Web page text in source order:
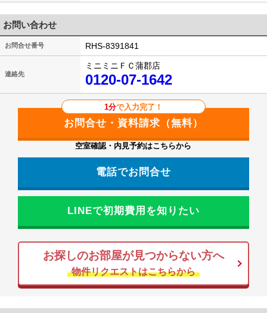
お問い合わせ
お問合せ番号 RHS-8391841
連絡先
ミニミニＦＣ蒲郡店
0120-07-1642
1分で入力完了！
空室確認・内見予約はこちらから
電話でお問合せ
LINEで初期費用を知りたい
お探しのお部屋が見つからない方へ
物件リクエストはこちらから